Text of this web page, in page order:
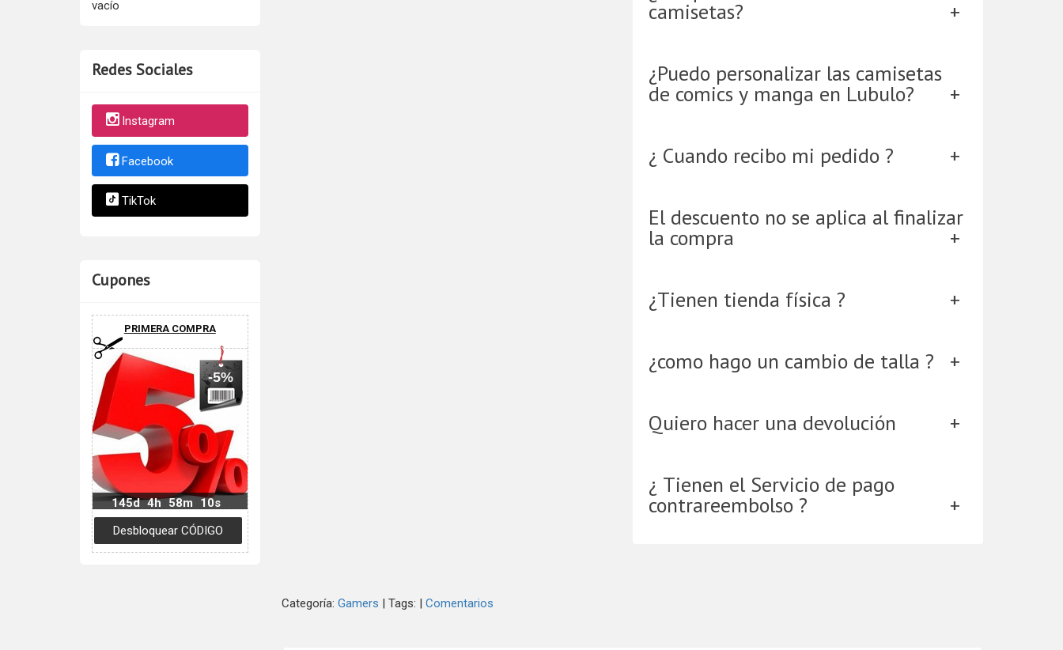
vacío
Redes Sociales
Instagram
Facebook
TikTok
Cupones
PRIMERA COMPRA
-5%
145d 4h 58m 9s
camisetas?
¿Puedo personalizar las camisetas
de comics y manga en Lubulo?
¿ Cuando recibo mi pedido ?
El descuento no se aplica al finalizar
la compra
¿Tienen tienda física ?
¿como hago un cambio de talla ?
Quiero hacer una devolución
¿ Tienen el Servicio de pago
contrareembolso ?
Categoría: Gamers | Tags: | Comentarios